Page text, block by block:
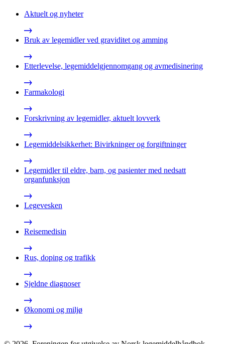
Aktuelt og nyheter
Bruk av legemidler ved graviditet og amming
Etterlevelse, legemiddelgjennomgang og avmedisinering
Farmakologi
Forskrivning av legemidler, aktuelt lovverk
Legemiddelsikkerhet: Bivirkninger og forgiftninger
Legemidler til eldre, barn, og pasienter med nedsatt
organfunksjon
Legevesken
Reisemedisin
Rus, doping og trafikk
Sjeldne diagnoser
Økonomi og miljø